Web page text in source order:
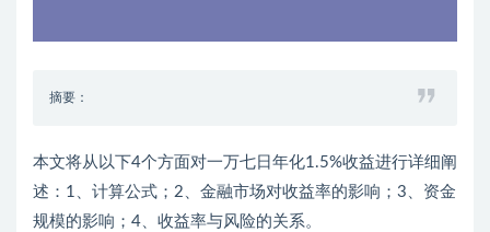
摘要：
本文将从以下4个方面对一万七日年化1.5%收益进行详细阐
述：1、计算公式；2、金融市场对收益率的影响；3、资金
规模的影响；4、收益率与风险的关系。